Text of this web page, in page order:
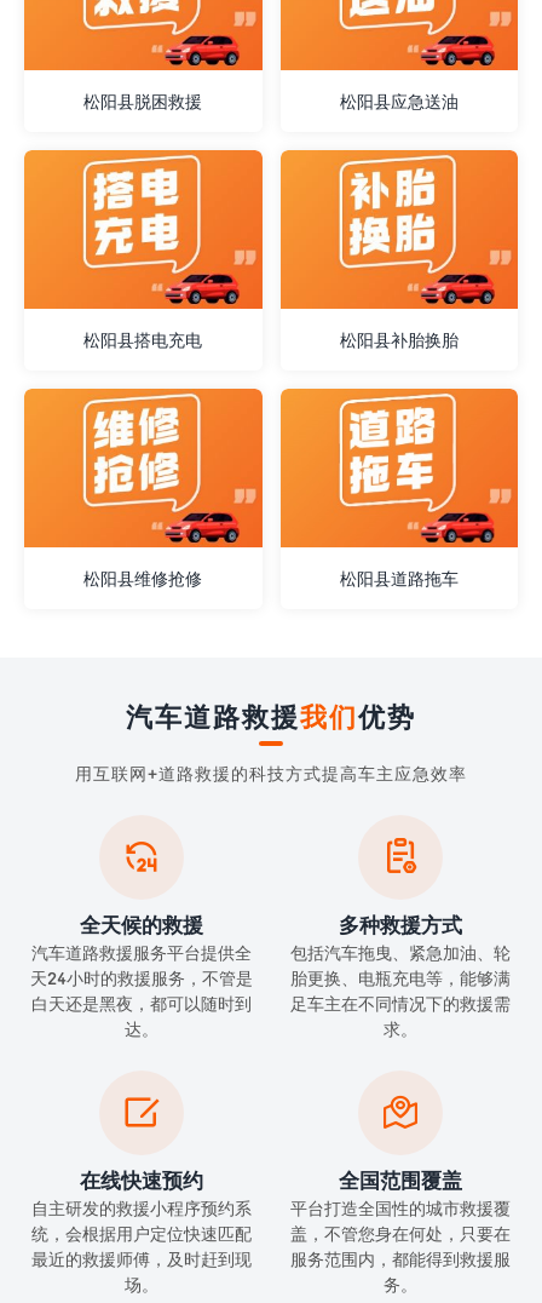
松阳县脱困救援 松阳县应急送油
松阳县搭电充电 松阳县补胎换胎
松阳县维修抢修 松阳县道路拖车
汽车道路救援我们优势
用互联网+道路救援的科技方式提高车主应急效率

全天候的救援
汽车道路救援服务平台提供全
天24小时的救援服务，不管是
白天还是黑夜，都可以随时到
达。

多种救援方式
包括汽车拖曳、紧急加油、轮
胎更换、电瓶充电等，能够满
足车主在不同情况下的救援需
求。

在线快速预约
自主研发的救援小程序预约系
统，会根据用户定位快速匹配
最近的救援师傅，及时赶到现
场。

全国范围覆盖
平台打造全国性的城市救援覆
盖，不管您身在何处，只要在
服务范围内，都能得到救援服
务。